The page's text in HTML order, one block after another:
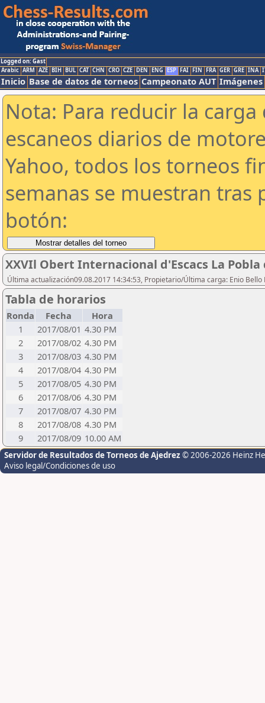
Logged on: Gast
Arabic ARM AZE BIH BUL CAT CHN CRO CZE DEN ENG ESP FAI FIN FRA GER GRE INA
Inicio Base de datos de torneos Campeonato AUT Imágenes
Nota: Para reducir la
escaneos diarios de
Yahoo, todos los torneos
semanas se muestran tras
botón:
XXVIl Obert Internacional d'Escacs La Pobla
Última actualización09.08.2017 14:34:53, Propietario/Última carga: Enio
Tabla de horarios
Ronda Fecha
Hora
1
2017/08/01 4.30 PM
2
2017/08/02 4.30 PM
3
2017/08/03 4.30 PM
4
2017/08/04 4.30 PM
5
2017/08/05 4.30 PM
6
2017/08/06 4.30 PM
7
2017/08/07 4.30 PM
8
2017/08/08 4.30 PM
9
2017/08/09 10.00 AM
Servidor de Resultados de Torneos de Ajedrez © 2006-2026 Heinz
Aviso legal/Condiciones de uso